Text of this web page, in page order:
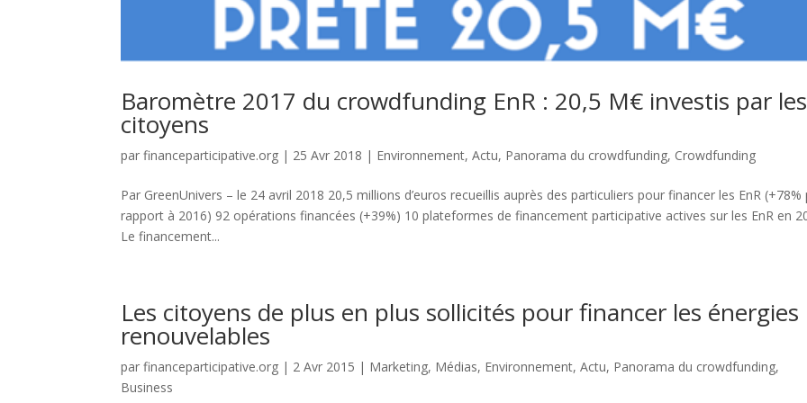
Baromètre 2017 du crowdfunding EnR : 20,5 M€ investis par les
citoyens
parfinanceparticipative.org | 25 Avr 2018 | Environnement,Actu, Panorama du crowdfunding, Crowdfunding
Par GreenUnivers – le 24 avril 2018 20,5 millions d’euros recueillis auprès des particuliers pour financer les EnR (+78%
rapport à 2016) 92 opérations financées (+39%) 10 plateformes de financement participative actives sur les EnR en
Le financement...
Les citoyens de plus en plus sollicités pour financer les énergies
renouvelables
parfinanceparticipative.org | 2 Avr 2015 | Marketing, Médias, Environnement,Actu, Panorama du crowdfunding,
Business